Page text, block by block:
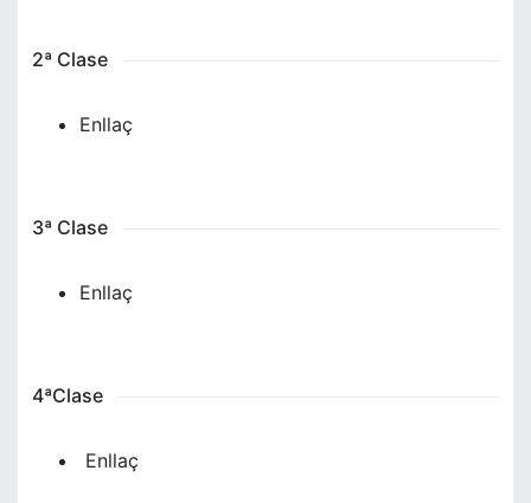
2ª Clase
Enllaç
3ª Clase
Enllaç
4ªClase
Enllaç